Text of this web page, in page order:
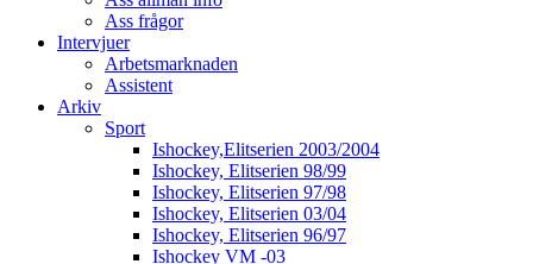
Ass frågor
Intervjuer
Arbetsmarknaden
Assistent
Arkiv
Sport
Ishockey,Elitserien 2003/2004
Ishockey, Elitserien 98/99
Ishockey, Elitserien 97/98
Ishockey, Elitserien 03/04
Ishockey, Elitserien 96/97
Ishockey VM -03